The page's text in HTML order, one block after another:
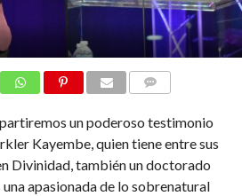
un poderoso testimonio
Kayembe, quien tiene entre sus
Divinidad, también un doctorado
apasionada de lo sobrenatural